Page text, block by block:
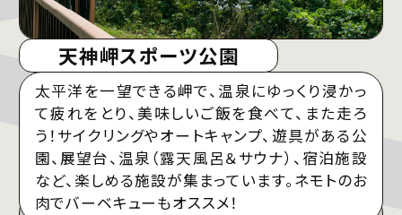
天神岬スポーツ公園
太平洋を一望できる岬で、温泉にゆっくり浸かっ
て疲れをとり、美味しいご飯を食べて、また走ろ
う！サイクリングやオートキャンプ、遊具がある公
園、展望台、温泉（露天風呂＆サウナ）、宿泊施設
など、楽しめる施設が集まっています。ネモトのお
肉でバーベキューもオススメ！